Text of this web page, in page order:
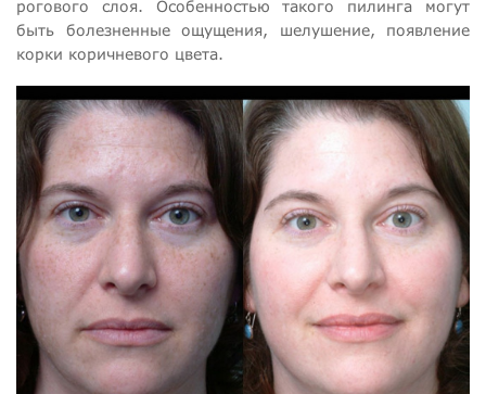
рогового слоя. Особенностью такого пилинга могут
быть болезненные ощущения, шелушение, появление
корки коричневого цвета.